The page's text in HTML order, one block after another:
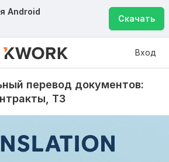
Android
Скачать
Вход
перевод документов:
ТЗ